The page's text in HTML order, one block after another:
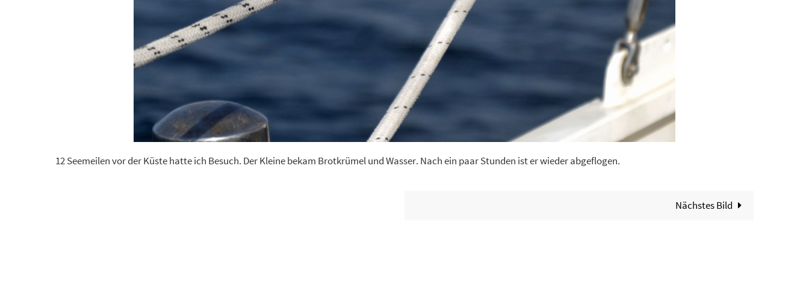
12 Seemeilen vor der Küste hatte ich Besuch. Der Kleine bekam Brotkrümel und Wasser. Nach ein paar Stunden ist er wieder abgeflogen.
Nächstes Bild